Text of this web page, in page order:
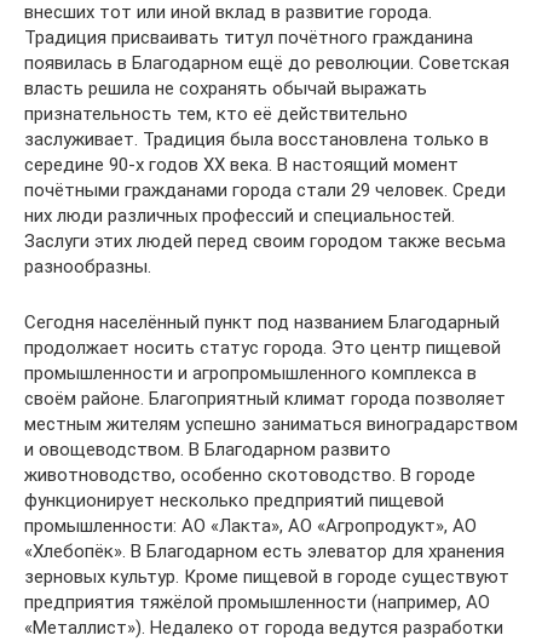
внесших тот или иной вклад в развитие города.
Традиция присваивать титул почётного гражданина
появилась в Благодарном ещё до революции. Советская
власть решила не сохранять обычай выражать
признательность тем, кто её действительно
заслуживает. Традиция была восстановлена только в
середине 90-х годов XX века. В настоящий момент
почётными гражданами города стали 29 человек. Среди
них люди различных профессий и специальностей.
Заслуги этих людей перед своим городом также весьма
разнообразны.
Сегодня населённый пункт под названием Благодарный
продолжает носить статус города. Это центр пищевой
промышленности и агропромышленного комплекса в
своём районе. Благоприятный климат города позволяет
местным жителям успешно заниматься виноградарством
и овощеводством. В Благодарном развито
животноводство, особенно скотоводство. В городе
функционирует несколько предприятий пищевой
промышленности: АО «Лакта», АО «Агропродукт», АО
«Хлебопёк». В Благодарном есть элеватор для хранения
зерновых культур. Кроме пищевой в городе существуют
предприятия тяжёлой промышленности (например, АО
«Металлист»). Недалеко от города ведутся разработки